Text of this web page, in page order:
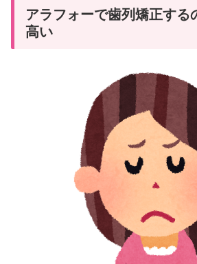
アラフォーで歯列矯正する
高い